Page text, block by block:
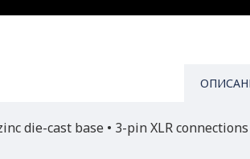
die-cast base • 3-pin XLR